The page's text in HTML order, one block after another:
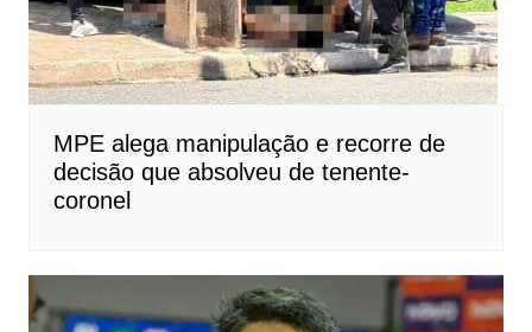
MPE alega manipulação e recorre de
decisão que absolveu de tenente-
coronel